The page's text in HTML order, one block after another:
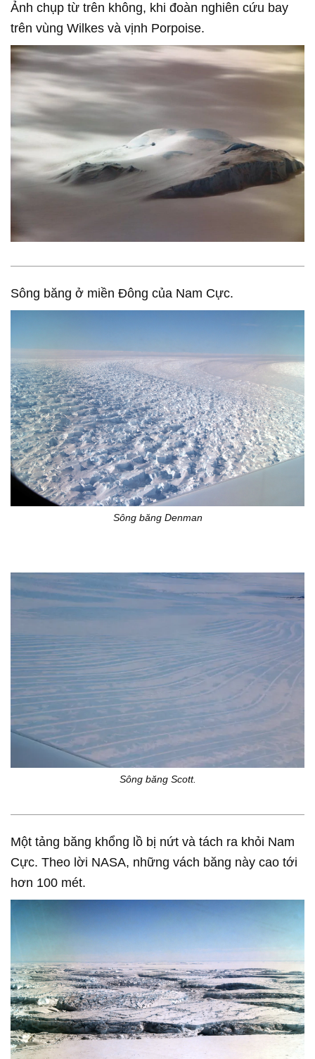
Ảnh chụp từ trên không, khi đoàn nghiên cứu bay
trên vùng Wilkes và vịnh Porpoise.
Sông băng ở miền Đông của Nam Cực.
Sông băng Denman
Sông băng Scott.
Một tảng băng khổng lồ bị nứt và tách ra khỏi Nam
Cực. Theo lời NASA, những vách băng này cao tới
hơn 100 mét.